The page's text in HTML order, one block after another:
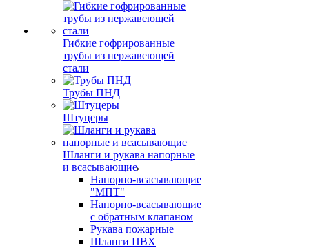
Гибкие гофрированные
трубы из нержавеющей
стали
Трубы ПНД
Штуцеры
Шланги и рукава напорные
и всасывающие
Напорно-всасывающие
"МПТ"
Напорно-всасывающие
с обратным клапаном
Рукава пожарные
Шланги ПВХ